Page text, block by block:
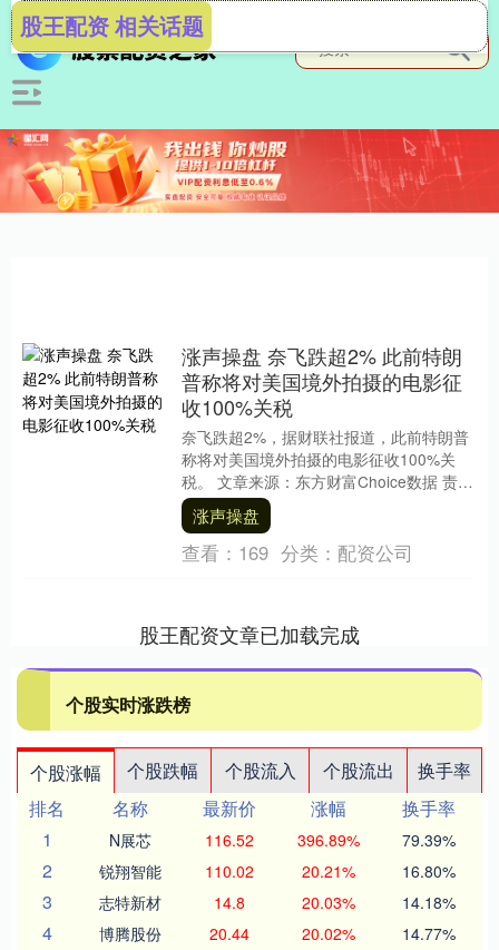
股王配资 相关话题
涨声操盘 奈飞跌超2% 此前特朗
普称将对美国境外拍摄的电影征
收100%关税
奈飞跌超2%，据财联社报道，此前特朗普
称将对美国境外拍摄的电影征收100%关
税。 文章来源：东方财富Choice数据 责任
编辑：119 郑重声明：东方财富发布此....
涨声操盘
查看： 169 分类： 配资公司
股王配资文章已加载完成
个股实时涨跌榜
个股涨幅 个股跌幅 个股流入 个股流出
换手率
排名
名称 最新价 涨幅
换手率
1
N展芯 116.52 396.89% 79.39%
2 锐翔智能 110.02 20.21% 16.80%
3 志特新材 14.8 20.03% 14.18%
4 博腾股份 20.44 20.02% 14.77%